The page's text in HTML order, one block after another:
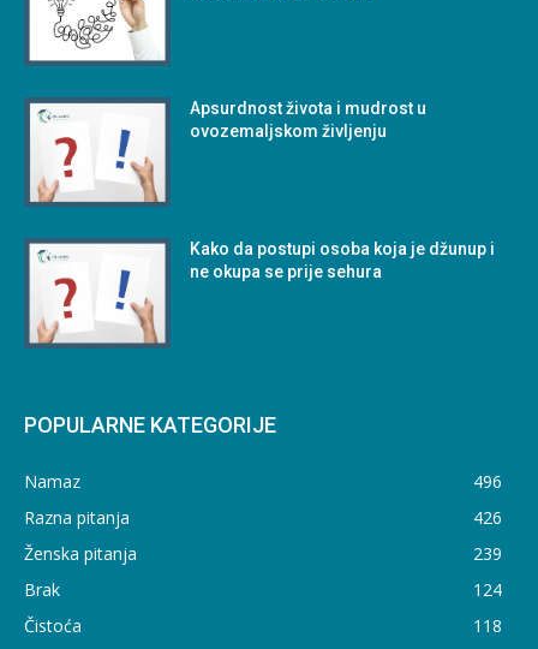
Apsurdnost života i mudrost u
ovozemaljskom življenju
Kako da postupi osoba koja je džunup i
ne okupa se prije sehura
POPULARNE KATEGORIJE
Namaz
496
Razna pitanja
426
Ženska pitanja
239
Brak
124
Čistoća
118